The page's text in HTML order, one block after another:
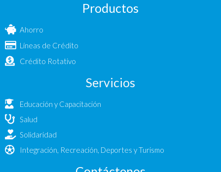
Productos
Ahorro
Líneas de Crédito
Crédito Rotativo
Servicios
Educación y Capacitación
Salud
Solidaridad
Integración, Recreación, Deportes y Turismo